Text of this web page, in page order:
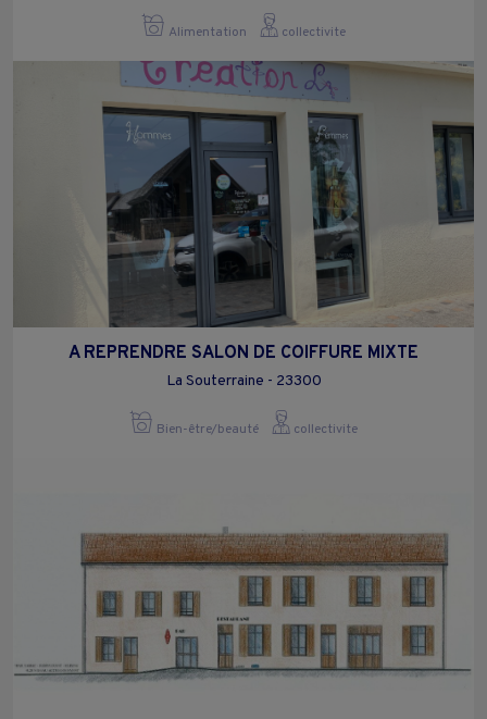
Alimentation collectivite
A REPRENDRE SALON DE COIFFURE MIXTE
La Souterraine - 23300
Bien-être/beauté collectivite